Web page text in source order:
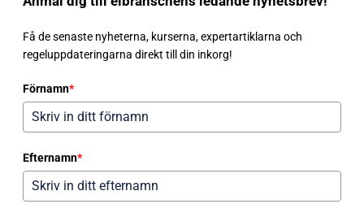
Få de senaste nyheterna, kurserna, expertartiklarna och
regeluppdateringarna direkt till din inkorg!
Förnamn*
Efternamn*